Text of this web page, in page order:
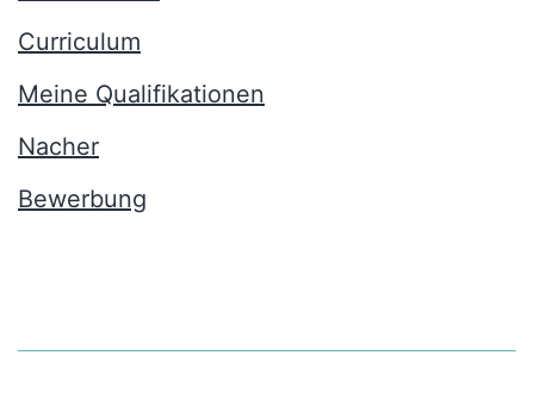
Curriculum
Meine Qualifikationen
Nacher
Bewerbung